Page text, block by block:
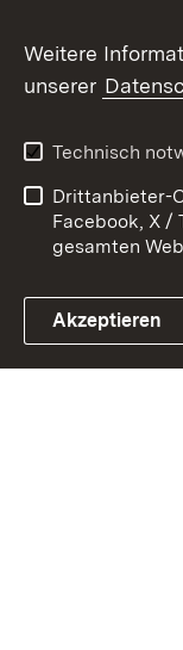
Link zum
Kontakt
Barrierefreiheit
Impressum
Weitere
unserer
Technisch
Drittanbieter-
Facebook, X /
gesamten
Akzeptieren